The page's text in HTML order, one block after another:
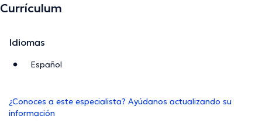
Currículum
Idiomas
Español
¿Conoces a este especialista? Ayúdanos actualizando su
información